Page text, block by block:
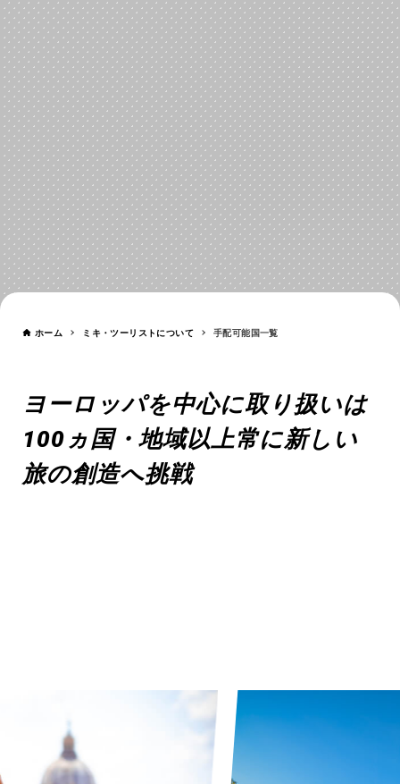
手配可能国一覧
COUNTRIES
ホーム ミキ・ツーリストについて 手配可能国一覧
ヨーロッパを中心に取り扱いは
100 ヵ国・地域以上常に新しい
旅の創造へ挑戦
値を提供できるよう挑戦し続けていきます。